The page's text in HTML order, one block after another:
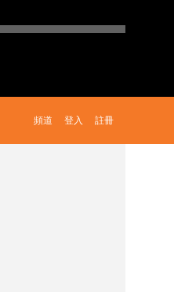
註冊
登入
頻道